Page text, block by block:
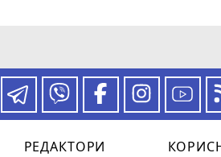
РЕДАКТОРИ